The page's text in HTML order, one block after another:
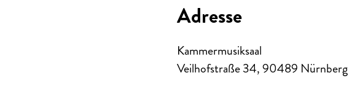
Adresse
Kammermusiksaal
Veilhofstraße 34,90489 Nürnberg